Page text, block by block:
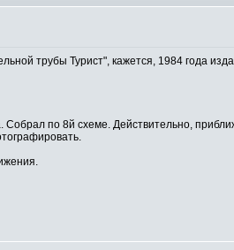
трубы Турист", кажется, 1984 года
Собрал по 8й схеме. Действительно,